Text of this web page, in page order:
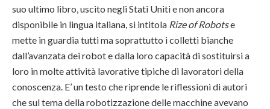
suo ultimo libro, uscito negli Stati Uniti e non ancora
disponibile in lingua italiana, si intitola Rize of Robotse
mette in guardia tutti ma soprattutto i colletti bianche
dall’avanzata dei robot e dalla loro capacità di sostituirsi a
loro in molte attività lavorative tipiche di lavoratori della
conoscenza. E’ un testo che riprende le riflessioni di autori
che sul tema della robotizzazione delle macchine avevano